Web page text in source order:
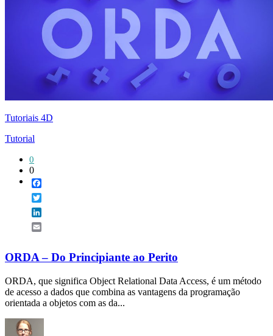
Tutoriais 4D
Tutorial
0
0
ORDA – Do Principiante ao Perito
ORDA, que significa Object Relational Data Access, é um método
de acesso a dados que combina as vantagens da programação
orientada a objetos com as da...